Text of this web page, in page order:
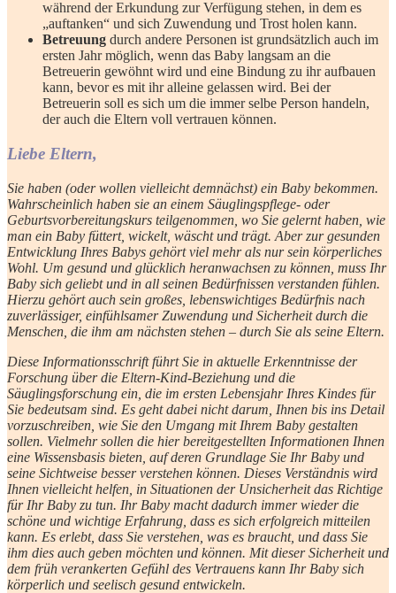
während der Erkundung zur Verfügung stehen, in dem es
„auftanken“ und sich Zuwendung und Trost holen kann.
Betreuung durch andere Personen ist grundsätzlich auch im
ersten Jahr möglich, wenn das Baby langsam an die
Betreuerin gewöhnt wird und eine Bindung zu ihr aufbauen
kann, bevor es mit ihr alleine gelassen wird. Bei der
Betreuerin soll es sich um die immer selbe Person handeln,
der auch die Eltern voll vertrauen können.
Liebe Eltern,
Sie haben (oder wollen vielleicht demnächst) ein Baby bekommen.
Wahrscheinlich haben sie an einem Säuglingspflege- oder
Geburtsvorbereitungskurs teilgenommen, wo Sie gelernt haben, wie
man ein Baby füttert, wickelt, wäscht und trägt. Aber zur gesunden
Entwicklung Ihres Babys gehört viel mehr als nur sein körperliches
Wohl. Um gesund und glücklich heranwachsen zu können, muss Ihr
Baby sich geliebt und in all seinen Bedürfnissen verstanden fühlen.
Hierzu gehört auch sein großes, lebenswichtiges Bedürfnis nach
zuverlässiger, einfühlsamer Zuwendung und Sicherheit durch die
Menschen, die ihm am nächsten stehen – durch Sie als seine Eltern.
Diese Informationsschrift führt Sie in aktuelle Erkenntnisse der
Forschung über die Eltern-Kind-Beziehung und die
Säuglingsforschung ein, die im ersten Lebensjahr Ihres Kindes für
Sie bedeutsam sind. Es geht dabei nicht darum, Ihnen bis ins Detail
vorzuschreiben, wie Sie den Umgang mit Ihrem Baby gestalten
sollen. Vielmehr sollen die hier bereitgestellten Informationen Ihnen
eine Wissensbasis bieten, auf deren Grundlage Sie Ihr Baby und
seine Sichtweise besser verstehen können. Dieses Verständnis wird
Ihnen vielleicht helfen, in Situationen der Unsicherheit das Richtige
für Ihr Baby zu tun. Ihr Baby macht dadurch immer wieder die
schöne und wichtige Erfahrung, dass es sich erfolgreich mitteilen
kann. Es erlebt, dass Sie verstehen, was es braucht, und dass Sie
ihm dies auch geben möchten und können. Mit dieser Sicherheit und
dem früh verankerten Gefühl des Vertrauens kann Ihr Baby sich
körperlich und seelisch gesund entwickeln.